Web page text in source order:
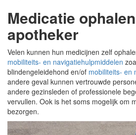
Medicatie
apotheker
Velen kunnen hun medicijnen zelf
mobiliteits- en navigatiehulpmiddelen
blindengeleidehond en/of mobiliteits- en
andere geval kunnen vertrouwde
andere gezinsleden of professionele
vervullen. Ook is het soms mogelijk om
bezorgen.